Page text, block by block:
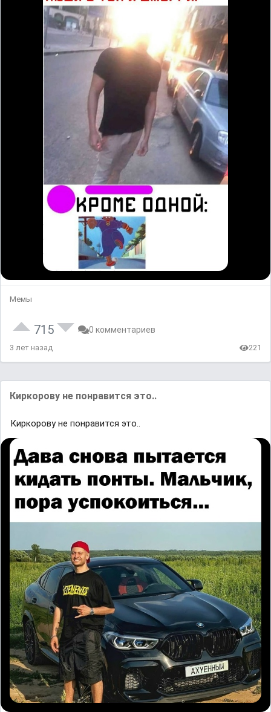
Мемы
715 0 комментариев
3 лет назад 221
Киркорову не понравится это..
Киркорову не понравится это..